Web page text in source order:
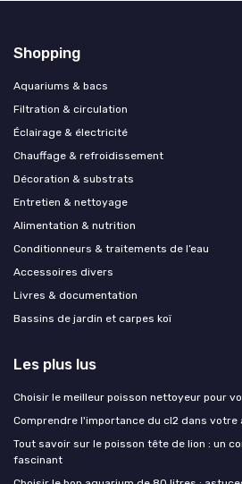
Shopping
Aquariums & bacs
Filtration & circulation
Éclairage & électricité
Chauffage & refroidissement
Décoration & substrats
Entretien & nettoyage
Alimentation & nutrition
Conditionneurs & traitements de l’eau
Accessoires divers
Livres & documentation
Bassins de jardin et carpes koï
Les plus lus
Choisir le meilleur poisson nettoyeur pour
Comprendre l'importance du cl2 dans votre
Tout savoir sur le poisson tête de lion : un
fascinant